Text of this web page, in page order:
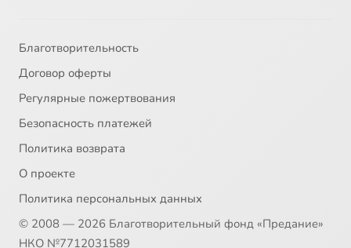
Благотворительность
Договор оферты
Регулярные пожертвования
Безопасность платежей
Политика возврата
О проекте
Политика персональных данных
© 2008 — 2026 Благотворительный фонд «Предание»
НКО №7712031589